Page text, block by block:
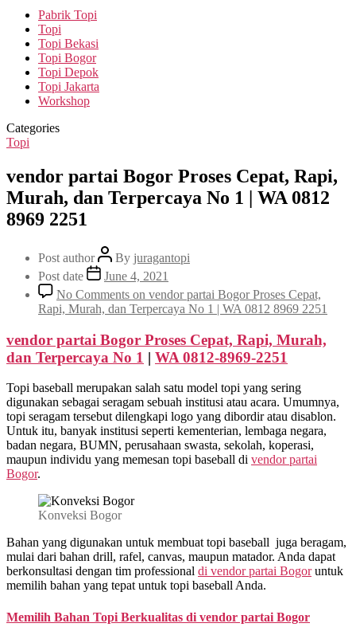
Pabrik Topi
Topi
Topi Bekasi
Topi Bogor
Topi Depok
Topi Jakarta
Workshop
Categories
Topi
vendor partai Bogor Proses Cepat, Rapi,
Murah, dan Terpercaya No 1 | WA 0812
8969 2251
Post author By juragantopi
Post date
June 4, 2021
No Comments on vendor partai Bogor Proses Cepat,
Rapi, Murah, dan Terpercaya No 1 | WA 0812 8969 2251
vendor partai Bogor Proses Cepat, Rapi, Murah,
dan Terpercaya No 1 | WA 0812-8969-2251
Topi baseball merupakan salah satu model topi yang sering
digunakan sebagai seragam sebuah institusi atau acara. Umumnya,
topi seragam tersebut dilengkapi logo yang dibordir atau disablon.
Untuk itu, banyak institusi seperti kementerian, lembaga negara,
badan negara, BUMN, perusahaan swasta, sekolah, koperasi,
maupun individu yang memesan topi baseball di vendor partai
Bogor.
Konveksi Bogor
Bahan yang digunakan untuk membuat topi baseball juga beragam,
mulai dari bahan drill, rafel, canvas, maupun matador. Anda dapat
berkonsultasi dengan tim professional di vendor partai Bogoruntuk
memilih bahan yang tepat untuk topi baseball Anda.
Memilih Bahan Topi Berkualitas di vendor partai Bogor